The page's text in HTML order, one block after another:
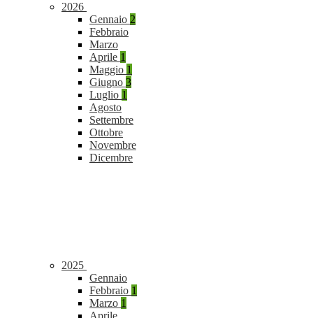
2026
Gennaio 2
Febbraio
Marzo
Aprile 1
Maggio 1
Giugno 3
Luglio 1
Agosto
Settembre
Ottobre
Novembre
Dicembre
2025
Gennaio
Febbraio 1
Marzo 1